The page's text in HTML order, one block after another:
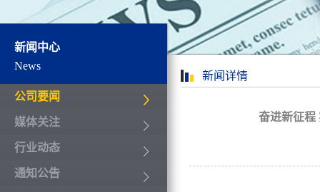
新闻中心
News
公司要闻
媒体关注
行业动态
通知公告
新闻详情
奋进新征程